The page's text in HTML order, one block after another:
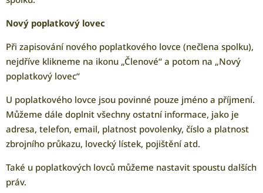
Nový poplatkový lovec
Při zapisování nového poplatkového lovce (nečlena spolku),
nejdříve klikneme na ikonu „Členové“ a potom na „Nový
poplatkový lovec“
U poplatkového lovce jsou povinné pouze jméno a příjmení.
Můžeme dále doplnit všechny ostatní informace, jako je
adresa, telefon, email, platnost povolenky, číslo a platnost
zbrojního průkazu, lovecký lístek, pojištění atd.
Také u poplatkových lovců můžeme nastavit spoustu dalších
práv.